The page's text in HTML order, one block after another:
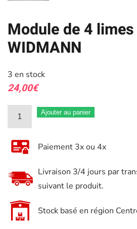
Module de 4
WIDMANN
3 en stock
24,00€
quantité
de
Module
de
limes
acier
Ajouter au panier
Paiement 3x ou 4x
Livraison 3/4 jours par
suivant le produit.
Stock basé en région